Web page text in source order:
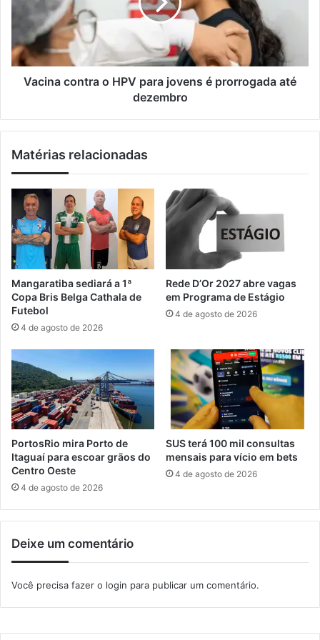
a
s
e
t
e
e
v
a
h
a
i
x
e
d
o
P
a
r
a
g
u
i
o
R
o
n
o
n
P
V
a
a
j
o
e
n
p
r
o
r
r
o
g
a
d
a
d
e
e
m
r
Vacina contra o HPV para jovens é prorrogada até
dezembro
Matérias relacionadas
Mangaratiba sediará a 1ª
Copa Bris Belga Cathala de
Futebol
4 de agosto de 2026
Rede D’Or 2027 abre vagas
em Programa de Estágio
4 de agosto de 2026
PortosRio mira Porto de
Itaguaí para escoar grãos do
Centro Oeste
4 de agosto de 2026
SUS terá 100 mil consultas
mensais para vício em bets
4 de agosto de 2026
Deixe um comentário
Você precisa fazer o login para publicar um comentário.